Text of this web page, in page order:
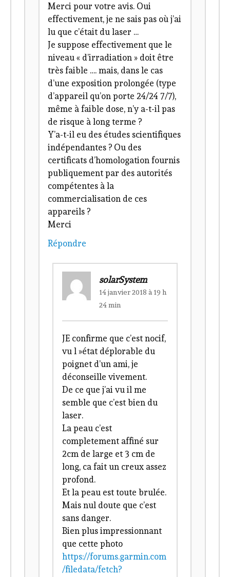
Merci pour votre avis. Oui
effectivement, je ne sais pas où j’ai
lu que c’était du laser …
Je suppose effectivement que le
niveau « d’irradiation » doit être
très faible …. mais, dans le cas
d’une exposition prolongée (type
d’appareil qu’on porte 24/24 7/7),
même à faible dose, n’y a-t-il pas
de risque à long terme ?
Y’a-t-il eu des études scientifiques
indépendantes ? Ou des
certificats d’homologation fournis
publiquement par des autorités
compétentes à la
commercialisation de ces
appareils ?
Merci
Répondre
solarSystem
14 janvier 2018 à 19 h
24 min
JE confirme que c’est nocif,
vu l »état déplorable du
poignet d’un ami, je
déconseille vivement.
De ce que j’ai vu il me
semble que c’est bien du
laser.
La peau c’est
completement affiné sur
2cm de large et 3 cm de
long, ca fait un creux assez
profond.
Et la peau est toute brulée.
Mais nul doute que c’est
sans danger.
Bien plus impressionnant
que cette photo
https://forums.garmin.com
/filedata/fetch?